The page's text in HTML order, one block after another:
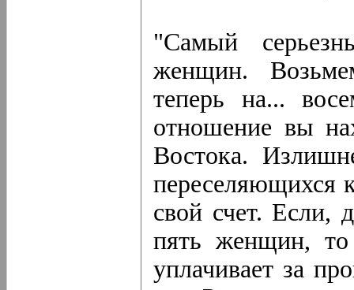
"Самый
женщин.
теперь на...
отношение вы
Востока.
переселяющихся
свой счет. Если,
пять женщин, то
уплачивает за